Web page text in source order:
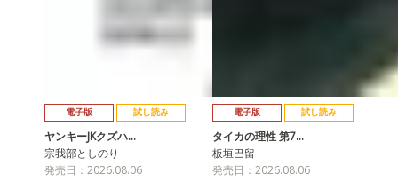
電子版 試し読み
ヤンキーJKクズハ…
宗我部としのり
発売日：2026.08.06
電子版 試し読み
タイカの理性 第7…
板垣巴留
発売日：2026.08.06